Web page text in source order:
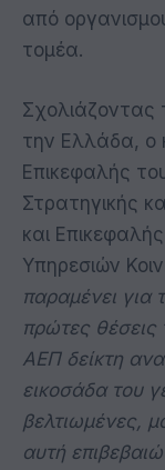
από
τομέα.
Σχολιάζοντας
την Ελλάδα, ο
Επικεφαλής
Στρατηγικής
και
Υπηρεσιών
παραμένει για
πρώτες θέσεις
ΑΕΠ δείκτη
εικοσάδα του
βελτιωμένες,
αυτή